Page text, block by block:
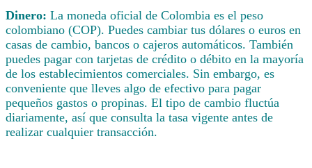
Dinero: La moneda oficial de Colombia es el peso
colombiano (COP). Puedes cambiar tus dólares o euros en
casas de cambio, bancos o cajeros automáticos. También
puedes pagar con tarjetas de crédito o débito en la mayoría
de los establecimientos comerciales. Sin embargo, es
conveniente que lleves algo de efectivo para pagar
pequeños gastos o propinas. El tipo de cambio fluctúa
diariamente, así que consulta la tasa vigente antes de
realizar cualquier transacción.